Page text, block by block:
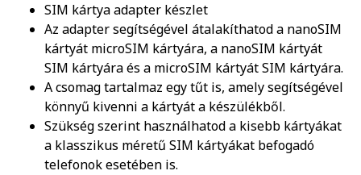
SIM kártya adapter készlet
Az adapter segítségével átalakíthatod a nanoSIM
kártyát microSIM kártyára, a nanoSIM kártyát
SIM kártyára és a microSIM kártyát SIM kártyára.
A csomag tartalmaz egy tűt is, amely segítségével
könnyű kivenni a kártyát a készülékből.
Szükség szerint használhatod a kisebb kártyákat
a klasszikus méretű SIM kártyákat befogadó
telefonok esetében is.